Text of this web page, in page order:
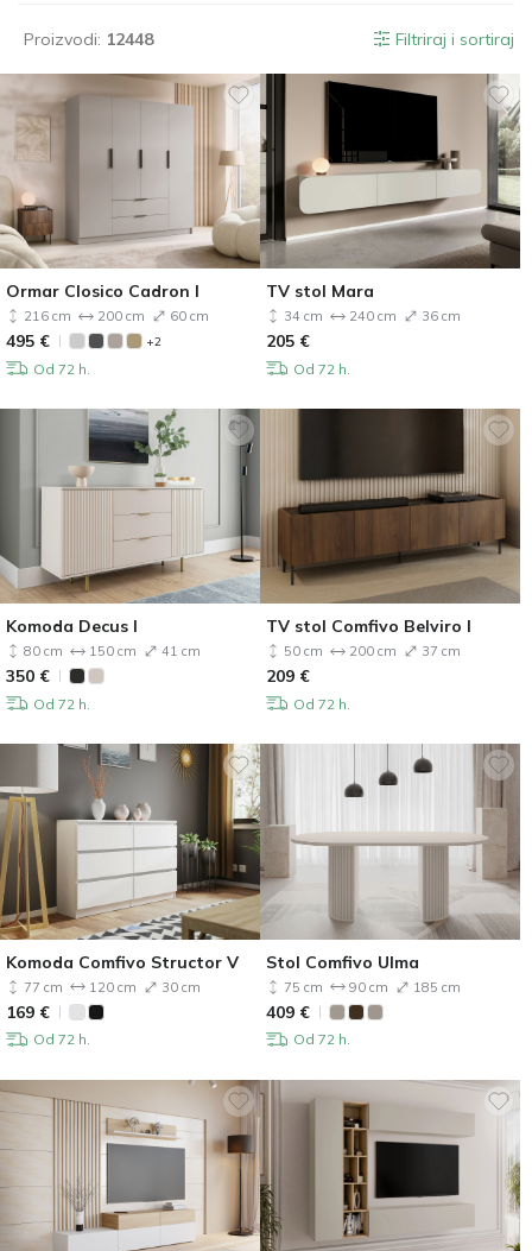
Proizvodi: 12448 Filtriraj i sortiraj
Ormar Closico Cadron I
216 cm 200 cm 60 cm
495 € +2
Od 72 h.
TV stol Mara
34 cm 240 cm 36 cm
205 €
Od 72 h.
Komoda Decus I
80 cm 150 cm 41 cm
350 €
Od 72 h.
TV stol Comfivo Belviro I
50 cm 200 cm 37 cm
209 €
Od 72 h.
Komoda Comfivo Structor V
77 cm 120 cm 30 cm
169 €
Od 72 h.
Stol Comfivo Ulma
75 cm 90 cm 185 cm
409 €
Od 72 h.